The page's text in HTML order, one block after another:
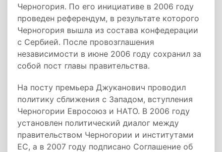
Черногория. По его инициативе в 2006 году
проведен референдум, в результате которого
Черногория вышла из состава конфедерации
с Сербией. После провозглашения
независимости в июне 2006 году сохранил за
собой пост главы правительства.
На посту премьера Джуканович проводил
политику сближения с Западом, вступления
Черногории Евросоюз и НАТО. В 2006 году
установлен политический диалог между
правительством Черногории и институтами
ЕС, а в 2007 году подписано Соглашение об